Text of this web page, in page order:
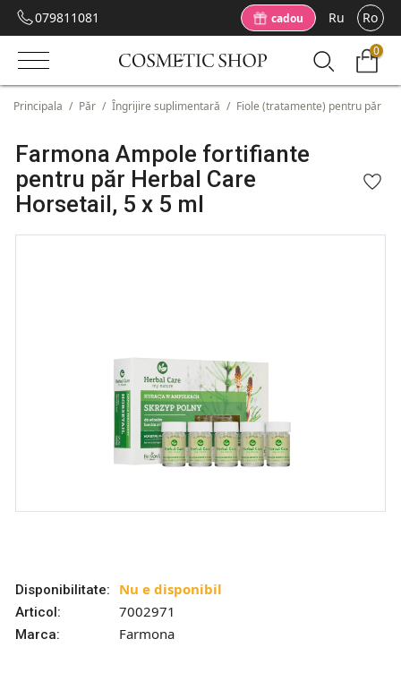
079811081 cadou Ru Ro
0
Principala / Păr / Îngrijire suplimentară / Fiole (tratamente) pentru păr
Farmona Ampole fortifiante
pentru păr Herbal Care
Horsetail, 5 x 5 ml
Disponibilitate: Nu e disponibil
Articol: 7002971
Marca: Farmona